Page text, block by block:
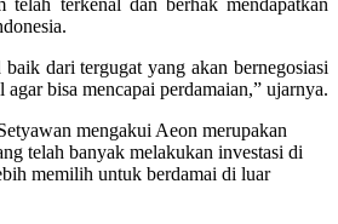
dari tergugat yang akan bernegosiasi
bisa mencapai perdamaian,” ujarnya.
mengakui Aeon merupakan
telah banyak melakukan investasi di
memilih untuk berdamai di luar